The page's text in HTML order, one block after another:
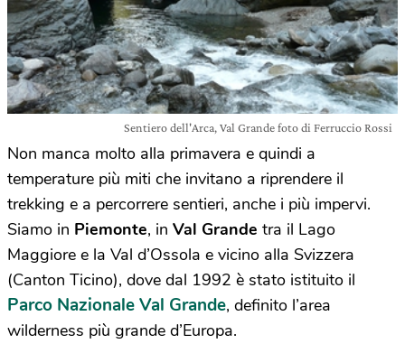
Sentiero dell'Arca, Val Grande foto di Ferruccio Rossi
Non manca molto alla primavera e quindi a
temperature più miti che invitano a riprendere il
trekking e a percorrere sentieri, anche i più impervi.
Siamo in Piemonte, in Val Grande tra il Lago
Maggiore e la Val d’Ossola e vicino alla Svizzera
(Canton Ticino), dove dal 1992 è stato istituito il
Parco Nazionale Val Grande, definito l’area
wilderness più grande d’Europa.